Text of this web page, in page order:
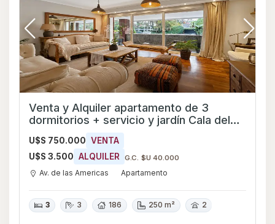
Venta y Alquiler apartamento de 3
dormitorios + servicio y jardín Cala del
Lago - Ref 2250
U$S 750.000 VENTA
U$S 3.500 ALQUILER G.C. $U 40.000
Av. de las Americas Apartamento
3 3 186 250 m² 2